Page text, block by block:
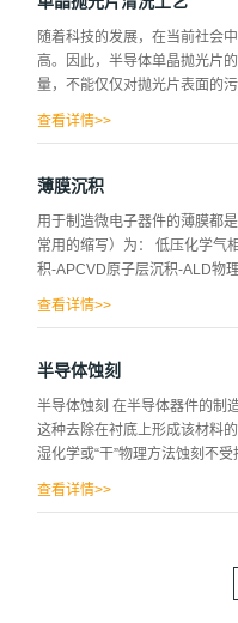
最有希望的。我们最近首次能
于未来的非极性氮化物器件是
中的近红外吸收。这些结果对
随着科技的发展，在当前社会
高。因此，半导体单晶抛光片
量，不能仅仅对抛光片表面的
洗工艺来说，硅单晶抛光片的
导体材料抛光片的关键性技术
晶抛光片的过程中，由于半导
中，先用稀氟氢酸进行清洗，
光片清洗工艺中，先使用氢氧
洗工艺中，先用浓硫酸进行清...
查看详情>>
薄膜沉积
用于制造微电子器件的薄膜都
常用的缩写）为： 低压化学气
积-APCVD原子层沉积-ALD物
CVD工艺的反应性使其与物理
为多个离散步骤：首先，必须
到基底表面。一旦在表面上，
须从基材表面解吸，从而为更
体多晶硅介电薄膜二氧化硅（
查看详情>>
半导体蚀刻
半导体蚀刻 在半导体器件的制
这种去除在衬底上形成该材料
湿化学或“干”物理方法蚀刻不
性要精确得多。此外，先进设
查看详情>>